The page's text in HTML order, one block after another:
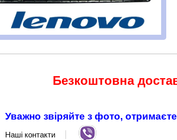
Безкоштовна
Уважно звіряйте з фото,
Наші контакти